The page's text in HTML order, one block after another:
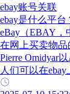
ebay账号关联
ebay是什么平台
eBay（EBAY，
在网上买卖物品
Pierre Omidyar
人们可以在